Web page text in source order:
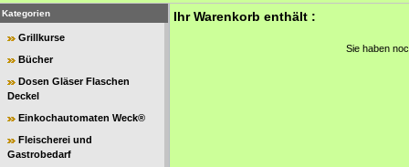
Kategorien
Grillkurse
Bücher
Dosen Gläser Flaschen
Deckel
Einkochautomaten Weck®
Fleischerei und
Gastrobedarf
Ihr Warenkorb enthält :
Sie haben